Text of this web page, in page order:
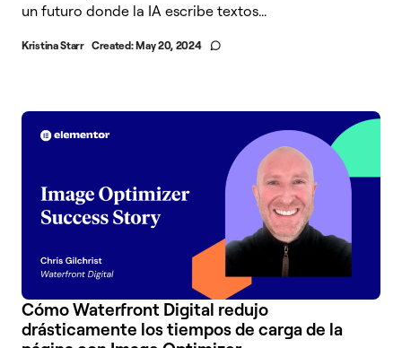
un futuro donde la IA escribe textos...
Kristina Starr Created:May 20, 2024
Cómo Waterfront Digital redujo
drásticamente los tiempos de carga de la